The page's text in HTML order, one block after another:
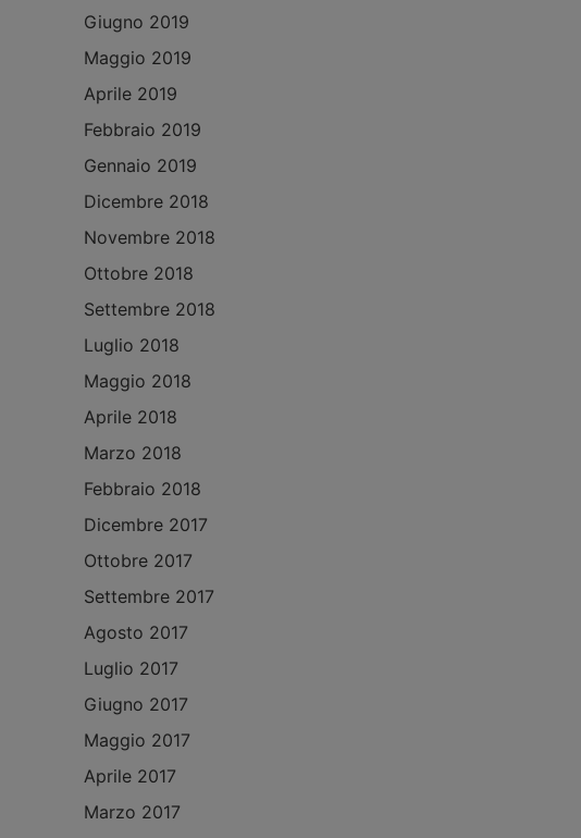
Giugno 2019
Maggio 2019
Aprile 2019
Febbraio 2019
Gennaio 2019
Dicembre 2018
Novembre 2018
Ottobre 2018
Settembre 2018
Luglio 2018
Maggio 2018
Aprile 2018
Marzo 2018
Febbraio 2018
Dicembre 2017
Ottobre 2017
Settembre 2017
Agosto 2017
Luglio 2017
Giugno 2017
Maggio 2017
Aprile 2017
Marzo 2017